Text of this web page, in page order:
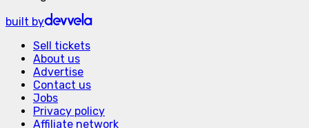
built by
Sell tickets
About us
Advertise
Contact us
Jobs
Privacy policy
Affiliate network